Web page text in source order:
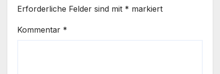
Erforderliche Felder sind mit * markiert
Kommentar *